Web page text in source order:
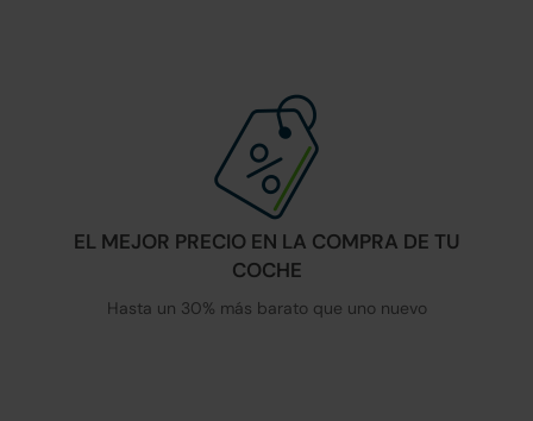
EL MEJOR PRECIO EN LA COMPRA DE TU
COCHE
Hasta un 30% más barato que uno nuevo